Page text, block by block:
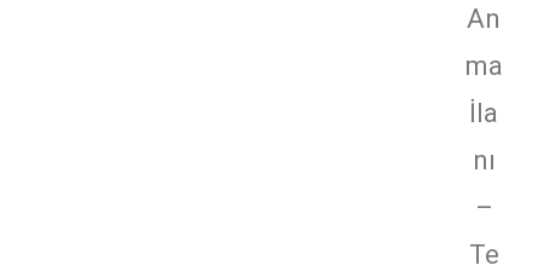
An
ma
İla
nı
–
Te